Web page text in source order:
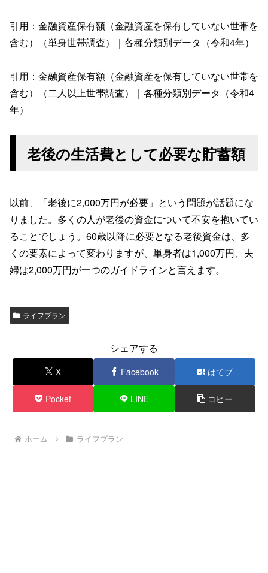
引用：金融資産保有額（金融資産を保有していない世帯を
含む）（単身世帯調査）｜各種分類別データ（令和4年）
引用：金融資産保有額（金融資産を保有していない世帯を
含む）（二人以上世帯調査）｜各種分類別データ（令和4
年）
老後の生活費として必要な貯蓄額
以前、「老後に2,000万円が必要」という問題が話題にな
りました。多くの人が老後の資金について不安を抱いてい
ることでしょう。60歳以降に必要となる老後資金は、多
くの要素によって変わりますが、単身者は1,000万円、夫
婦は2,000万円が一つのガイドラインと言えます。
ライフプラン
シェアする
X Facebook はてブ
Pocket LINE コピー
ホーム ライフプラン